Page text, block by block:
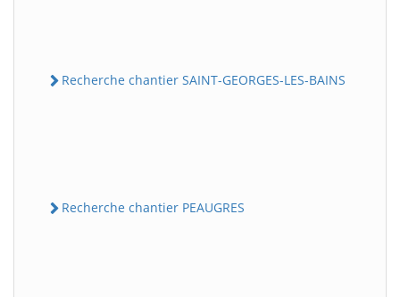
Recherche chantier SAINT-GEORGES-LES-BAINS
Recherche chantier PEAUGRES